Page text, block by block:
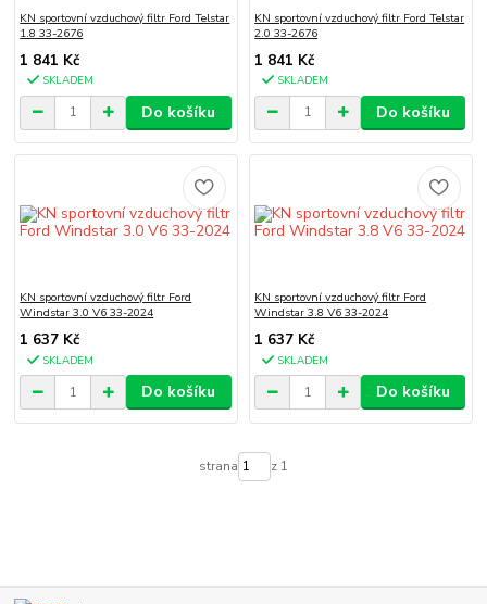
KN sportovní vzduchový filtr Ford Telstar
1.8 33-2676
1 841 Kč
SKLADEM
Do košíku
KN sportovní vzduchový filtr Ford Telstar
2.0 33-2676
1 841 Kč
SKLADEM
Do košíku
KN sportovní vzduchový filtr Ford
Windstar 3.0 V6 33-2024
1 637 Kč
SKLADEM
Do košíku
KN sportovní vzduchový filtr Ford
Windstar 3.8 V6 33-2024
1 637 Kč
SKLADEM
Do košíku
strana z 1